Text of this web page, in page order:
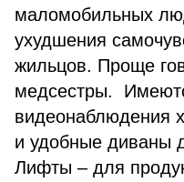
маломобильных
ухудшения
жильцов. Проще
медсестры.
видеонаблюдения
и удобные диваны
Лифты – для